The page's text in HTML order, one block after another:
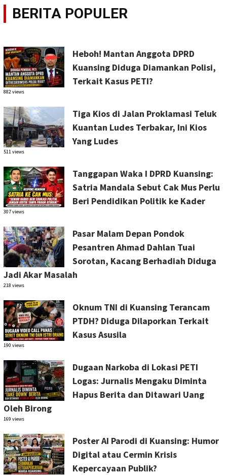
BERITA POPULER
Heboh! Mantan Anggota DPRD
Kuansing Diduga Diamankan Polisi,
Terkait Kasus PETI?
882 views
Tiga Kios di Jalan Proklamasi Teluk
Kuantan Ludes Terbakar, Ini Kios
Yang Ludes
511 views
Tanggapan Waka I DPRD Kuansing:
Satria Mandala Sebut Cak Mus Perlu
Beri Pendidikan Politik ke Kader
307 views
Pasar Malam Depan Pondok
Pesantren Ahmad Dahlan Tuai
Sorotan, Kacang Berhadiah Diduga
Jadi Akar Masalah
218 views
Oknum TNI di Kuansing Terancam
PTDH? Diduga Dilaporkan Terkait
Kasus Asusila
190 views
Dugaan Narkoba di Lokasi PETI
Logas: Jurnalis Mengaku Diminta
Hapus Berita dan Ditawari Uang
Oleh Birong
169 views
Poster AI Parodi di Kuansing: Humor
Digital atau Cermin Krisis
Kepercayaan Publik?